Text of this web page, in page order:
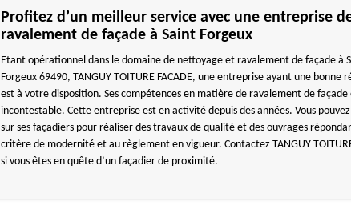
Profitez d’un meilleur service avec une entreprise
ravalement de façade à Saint Forgeux
Etant opérationnel dans le domaine de nettoyage et ravalement de façade à
Forgeux 69490, TANGUY TOITURE FACADE, une entreprise ayant une bonne
est à votre disposition. Ses compétences en matière de ravalement de façade
incontestable. Cette entreprise est en activité depuis des années. Vous
sur ses façadiers pour réaliser des travaux de qualité et des ouvrages
critère de modernité et au règlement en vigueur. Contactez TANGUY
si vous êtes en quête d’un façadier de proximité.